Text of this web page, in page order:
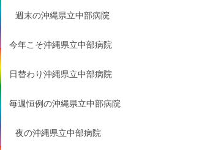
週末の沖縄県立中部病院
今年こそ沖縄県立中部病院
日替わり沖縄県立中部病院
毎週恒例の沖縄県立中部病院
夜の沖縄県立中部病院